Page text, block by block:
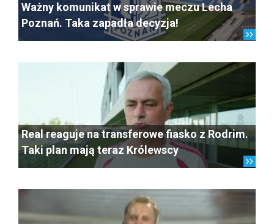
Ważny komunikat w sprawie meczu Lecha
Poznań. Taka zapadła decyzja!
Real reaguje na transferowe fiasko z Rodrim.
Taki plan mają teraz Królewscy